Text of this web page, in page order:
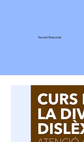
Escola l'Empordà